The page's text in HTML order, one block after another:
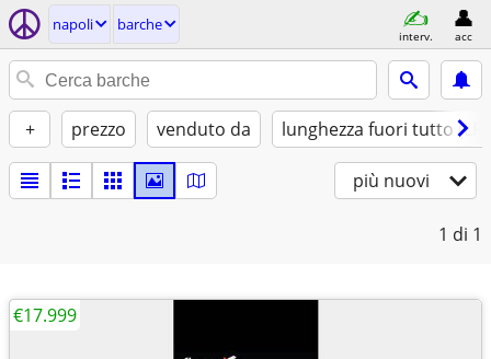
napoli barche
interv. acc
+ prezzo venduto da lunghezza fuori tutto
più nuovi
1 di 1
€17.999